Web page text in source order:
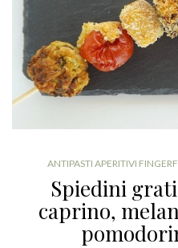
ANTIPASTI APERITIVI
Spiedini
caprino,